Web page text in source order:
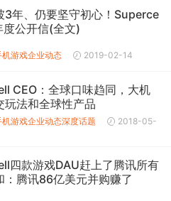
3年、仍要坚守初心！Superce
度公开信(全文)
机游戏企业动态 2019-02-14
CEO：全球口味趋同，大机
玩法和全球性产品
机游戏企业动态深度话题
2018-05-
四款游戏DAU赶上了腾讯所有
：腾讯86亿美元并购赚了